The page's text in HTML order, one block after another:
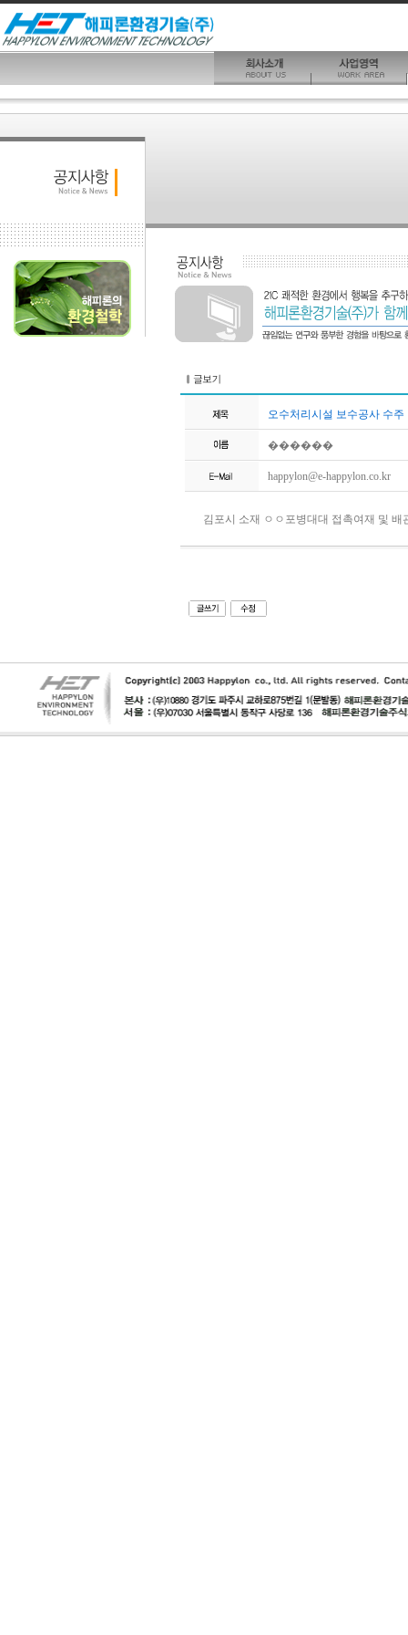
오수처리시설 보수공사 수주
������
happylon@e-happylon.co.kr
김포시 소재 ㅇㅇ포병대대 접촉여재 및